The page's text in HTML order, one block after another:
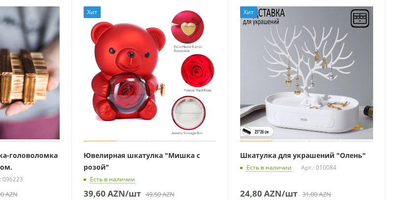
головоломка
096223
AZN
Хит
Ювелирная шкатулка "Мишка с
розой"
Есть в наличии
39,60 AZN/шт 49,50AZN
Хит
Шкатулка для украшений "Олень"
Есть в наличии Арт.: 010084
24,80 AZN/шт 31,00AZN